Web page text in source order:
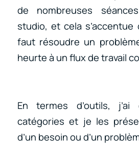
de nombreuses
studio, et cela s’accentue
faut résoudre un
heurte à un flux de travail
En termes d’outils, j’ai
catégories et je les
d’un besoin ou d’un